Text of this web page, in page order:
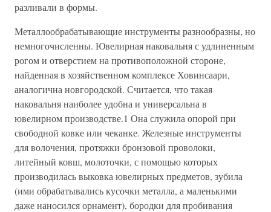
разливали в формы.
Металлообрабатывающие инструменты разнообразны, но
немногочисленны. Ювелирная наковальня с удлиненным
рогом и отверстием на противоположной стороне,
найденная в хозяйственном комплексе Ховинсаари,
аналогична новгородской. Считается, что такая
наковальня наиболее удобна и универсальна в
ювелирном производстве.1 Она служила опорой при
свободной ковке или чеканке. Железные инструменты
для волочения, протяжки бронзовой проволоки,
литейный ковш, молоточки, с помощью которых
производилась выковка ювелирных предметов, зубила
(ими обрабатывались кусочки металла, а маленькими
даже наносился орнамент), бородки для пробивания